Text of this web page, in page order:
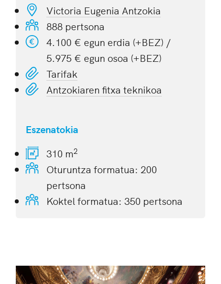
Victoria Eugenia Antzokia
888 pertsona
4.100 € egun erdia (+BEZ) /
5.975 € egun osoa (+BEZ)
Tarifak
Antzokiaren fitxa teknikoa
Eszenatokia
310 m2
Oturuntza formatua: 200
pertsona
Koktel formatua: 350 pertsona